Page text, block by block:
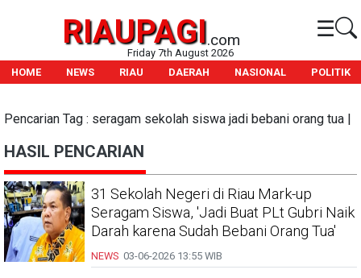
RIAUPAGI.com ☰
Friday 7th August 2026
HOME
NEWS RIAU DAERAH NASIONAL POLITIK
Pencarian Tag : seragam sekolah siswa jadi bebani orang tua |
HASIL PENCARIAN
31 Sekolah Negeri di Riau Mark-up
Seragam Siswa, 'Jadi Buat PLt Gubri Naik
Darah karena Sudah Bebani Orang Tua'
NEWS 03-06-2026 13:55 WIB